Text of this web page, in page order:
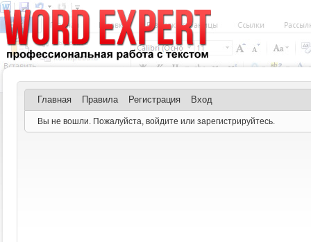
Главная Правила Регистрация Вход
Вы не вошли. Пожалуйста, войдите или зарегистрируйтесь.